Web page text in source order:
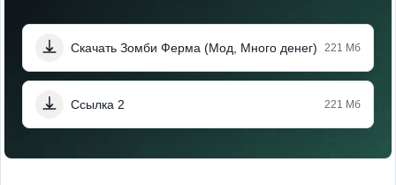
Скачать Зомби Ферма (Мод, Много денег) 221 Мб
Ссылка 2 221 Мб